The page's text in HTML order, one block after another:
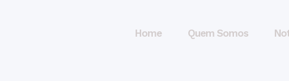
Home Quem Somos